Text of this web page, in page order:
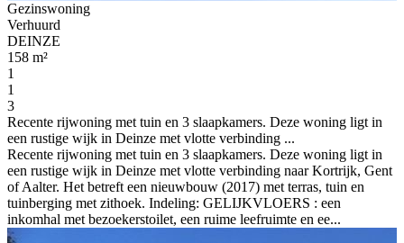
Gezinswoning
Verhuurd
DEINZE
158 m²
1
1
3
Recente rijwoning met tuin en 3 slaapkamers. Deze woning ligt in
een rustige wijk in Deinze met vlotte verbinding ...
Recente rijwoning met tuin en 3 slaapkamers. Deze woning ligt in
een rustige wijk in Deinze met vlotte verbinding naar Kortrijk, Gent
of Aalter. Het betreft een nieuwbouw (2017) met terras, tuin en
tuinberging met zithoek. Indeling: GELIJKVLOERS : een
inkomhal met bezoekerstoilet, een ruime leefruimte en ee...